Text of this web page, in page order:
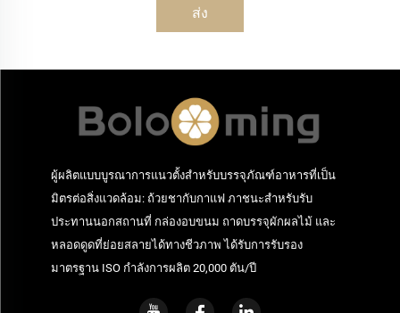
ส่ง
ผู้ผลิตแบบบูรณาการแนวตั้งสำหรับบรรจุภัณฑ์อาหารที่เป็น
มิตรต่อสิ่งแวดล้อม: ถ้วยชากับกาแฟ ภาชนะสำหรับรับ
ประทานนอกสถานที่ กล่องอบขนม ถาดบรรจุผักผลไม้ และ
หลอดดูดที่ย่อยสลายได้ทางชีวภาพ ได้รับการรับรอง
มาตรฐาน ISO กำลังการผลิต 20,000 ตัน/ปี